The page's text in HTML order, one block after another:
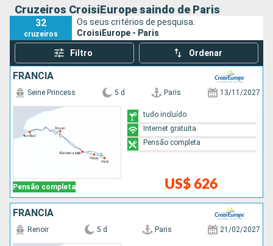
Pesquisar
Cruzeiros CroisiEurope saindo de Paris
32
cruzeiros
Os seus critérios de pesquisa:
CroisiEurope - Paris
Filtro Ordenar
FRANCIA
Pensão completa
Seine Princess 5 d Paris 13/11/2027
US$ 626
tudo incluído
Internet gratuita
Pensão completa
FRANCIA
Renoir 5 d Paris 21/02/2027